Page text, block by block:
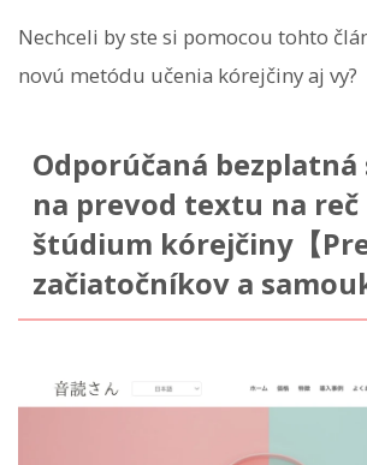
Nechceli by ste si pomocou tohto
novú metódu učenia kórejčiny aj vy?
Odporúčaná
na prevod textu na reč
štúdium kórejčiny【
začiatočníkov a